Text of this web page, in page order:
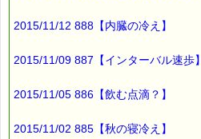
とするのが良いそうです。
違和感がありますね (^^;)
2015/11/12 888【内臓の冷え】
2015/11/09 887【インターバル速歩】
2015/11/05 886【飲む点滴？】
2015/11/02 885【秋の寝冷え】